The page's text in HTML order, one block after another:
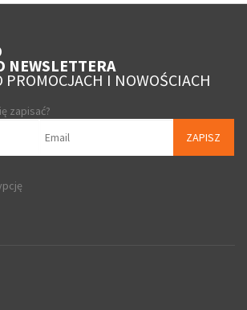
NEWSLETTERA
PROMOCJACH I NOWOŚCIACH
zapisać?
ZAPISZ